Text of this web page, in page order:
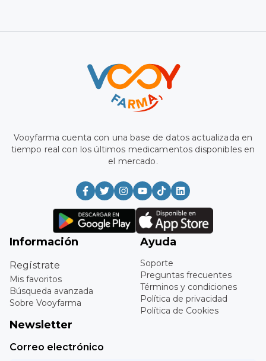
Vooyfarma cuenta con una base de datos actualizada en
tiempo real con los últimos medicamentos disponibles en
el mercado.
Información
Regístrate
Mis favoritos
Búsqueda avanzada
Sobre Vooyfarma
Ayuda
Soporte
Preguntas frecuentes
Términos y condiciones
Política de privacidad
Política de Cookies
Newsletter
Correo electrónico